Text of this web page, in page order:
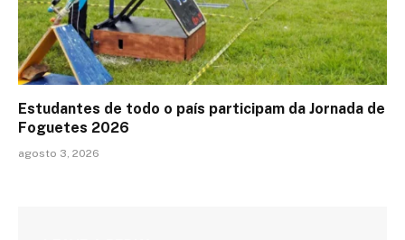
Estudantes de todo o país participam da Jornada de
Foguetes 2026
agosto 3, 2026